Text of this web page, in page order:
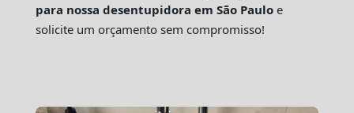
para nossa desentupidora em São Pauloe
solicite um orçamento sem compromisso!